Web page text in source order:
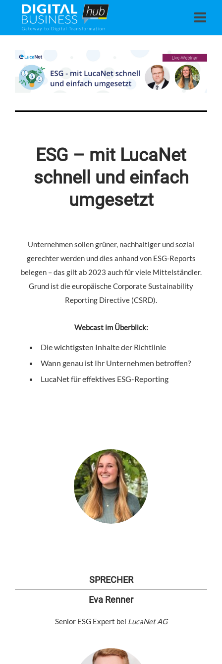
ESG – mit LucaNet
schnell und einfach
umgesetzt
Unternehmen sollen grüner, nachhaltiger und sozial
gerechter werden und dies anhand von ESG-Reports
belegen – das gilt ab 2023 auch für viele Mittelständler.
Grund ist die europäische Corporate Sustainability
Reporting Directive (CSRD).
Webcast im Überblick:
Die wichtigsten Inhalte der Richtlinie
Wann genau ist Ihr Unternehmen betroffen?
LucaNet für effektives ESG-Reporting
SPRECHER
Eva Renner
Senior ESG Expert bei LucaNet AG